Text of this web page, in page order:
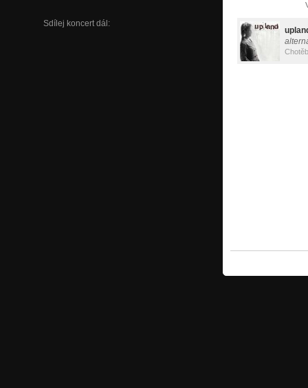
Sdílej koncert dál: